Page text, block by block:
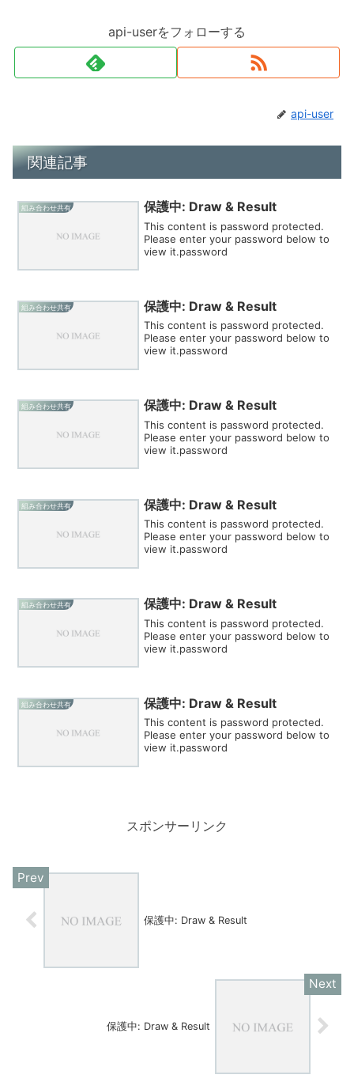
api-userをフォローする
api-user
関連記事
組み合わせ共有 保護中: Draw & Result
This content is password protected.
Please enter your password below to
view it.password
組み合わせ共有 保護中: Draw & Result
This content is password protected.
Please enter your password below to
view it.password
組み合わせ共有 保護中: Draw & Result
This content is password protected.
Please enter your password below to
view it.password
組み合わせ共有 保護中: Draw & Result
This content is password protected.
Please enter your password below to
view it.password
組み合わせ共有 保護中: Draw & Result
This content is password protected.
Please enter your password below to
view it.password
組み合わせ共有 保護中: Draw & Result
This content is password protected.
Please enter your password below to
view it.password
スポンサーリンク
保護中: Draw & Result
保護中: Draw & Result